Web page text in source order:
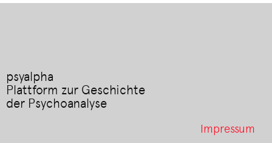
psyalpha
Plattform zur Geschichte
der Psychoanalyse
Impressum